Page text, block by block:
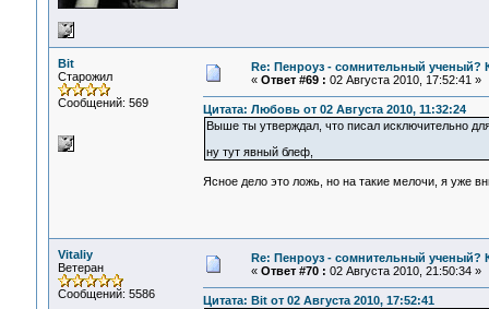
Bit
Старожил
Сообщений: 569
Re: Пенроуз - сомнительный ученый?
« Ответ #69 : 02 Августа 2010, 17:52:41 »
Цитата: Любовь от 02 Августа 2010, 11:32:24
Выше ты утверждал, что писал исключительно
ну тут явный блеф,
Ясное дело это ложь, но на такие мелочи, я уже
Vitaliy
Ветеран
Сообщений: 5586
Re: Пенроуз - сомнительный ученый?
« Ответ #70 : 02 Августа 2010, 21:50:34 »
Цитата: Bit от 02 Августа 2010, 17:52:41